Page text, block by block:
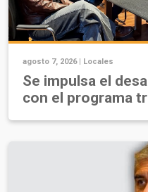
agosto 7, 2026 | Locales
Se impulsa el
con el programa